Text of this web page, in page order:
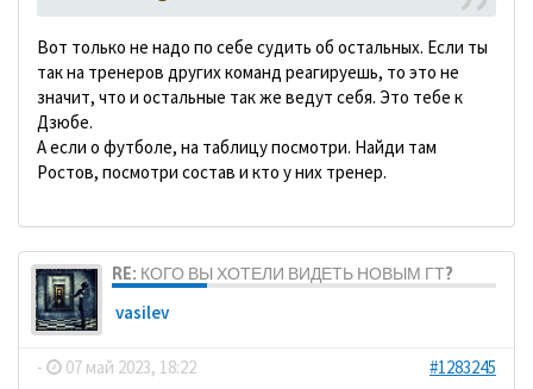
Вот только не надо по себе судить об остальных. Если ты
так на тренеров других команд реагируешь, то это не
значит, что и остальные так же ведут себя. Это тебе к
Дзюбе.
А если о футболе, на таблицу посмотри. Найди там
Ростов, посмотри состав и кто у них тренер.
RE: КОГО ВЫ ХОТЕЛИ ВИДЕТЬ НОВЫМ ГТ?
vasilev
- 07 май 2023, 18:22
#1283245